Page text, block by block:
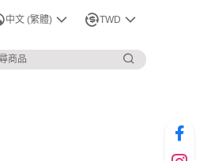
中文 (繁體) TWD